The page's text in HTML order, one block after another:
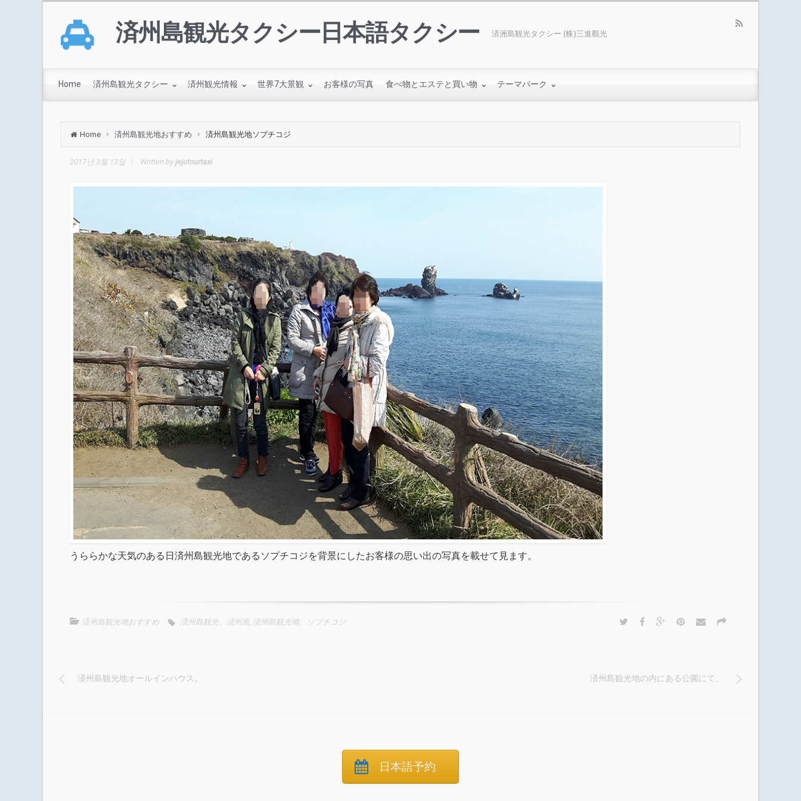
済州島観光タクシー日本語タクシー 済洲島観光タクシー (株)三進觀光
Home 済州島観光タクシー 済州観光情報 世界7大景観 お客様の写真 食べ物とエステと買い物 テーマパーク
Home 済州島観光地おすすめ 済州島観光地ソプチコジ
2017년 3월 13일 Written by jejutourtaxi
うららかな天気のある日済州島観光地であるソプチコジを背景にしたお客様の思い出の写真を載せて見ます。
済州島観光地おすすめ 済州島観光、済州島 済州島観光地、ソプチコジ
済州島観光地オールインハウス。 済州島観光地の内にある公園にて。
日本語予約